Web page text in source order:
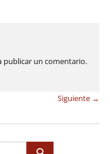
publicar un comentario.
Siguiente →